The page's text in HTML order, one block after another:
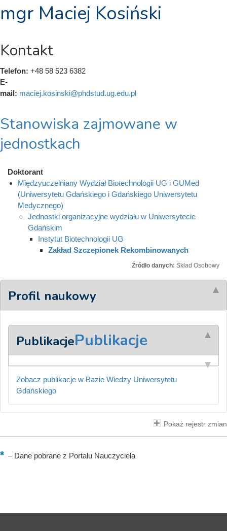
mgr Maciej Kosiński
Kontakt
Telefon: +48 58 523 6382
E-
mail: maciej.kosinski@phdstud.ug.edu.pl
Stanowiska zajmowane w
jednostkach
Doktorant
Międzyuczelniany Wydział Biotechnologii UG i GUMed
(Uniwersytetu Gdańskiego i Gdańskiego Uniwersytetu
Medycznego)
Jednostki organizacyjne wydziału w Uniwersytecie
Gdańskim
Instytut Biotechnologii UG
Zakład Szczepionek Rekombinowanych
Źródło danych: Skład Osobowy
Profil naukowy
PublikacjePublikacje
Zobacz publikacje w Bazie Wiedzy Uniwersytetu
Gdańskiego
Pokaż rejestr zmian
–Dane pobrane z Portalu Nauczyciela